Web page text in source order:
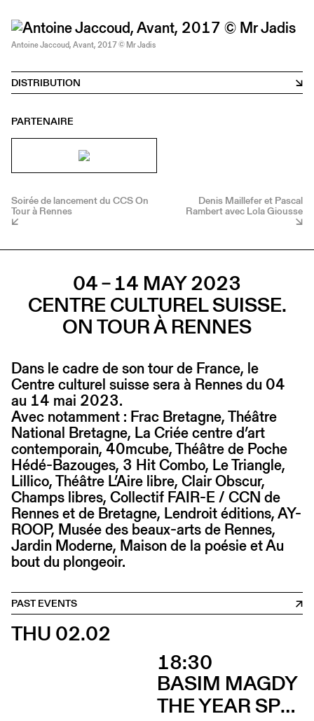
Antoine Jaccoud, Avant, 2017 © Mr Jadis
DISTRIBUTION
PARTENAIRE
Soirée de lancement du CCS On
Tour à Rennes
Denis Maillefer et Pascal
Rambert avec Lola Giousse
04 – 14 MAY 2023
CENTRE CULTUREL SUISSE.
ON TOUR À RENNES
Dans le cadre de son tour de France, le
Centre culturel suisse sera à Rennes du 04
au 14 mai 2023.
Avec notamment : Frac Bretagne, Théâtre
National Bretagne, La Criée centre d’art
contemporain, 40mcube, Théâtre de Poche
Hédé-Bazouges, 3 Hit Combo, Le Triangle,
Lillico, Théâtre L’Aire libre, Clair Obscur,
Champs libres, Collectif FAIR-E / CCN de
Rennes et de Bretagne, Lendroit éditions, AY-
ROOP, Musée des beaux-arts de Rennes,
Jardin Moderne, Maison de la poésie et Au
bout du plongeoir.
PAST EVENTS
THU 02.02
18:30
BASIM MAGDY
THE YEAR SPRING ARRIVED IN SEPTEMBER (Vernissage)